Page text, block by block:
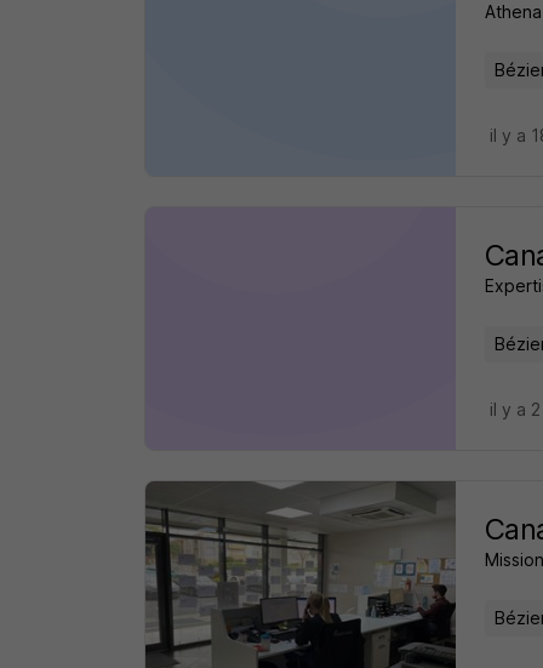
il y a
il y a